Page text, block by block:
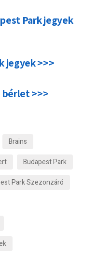
Park jegyek
jegyek >>>
bérlet >>>
Brains
Budapest Park
Park Szezonzáró